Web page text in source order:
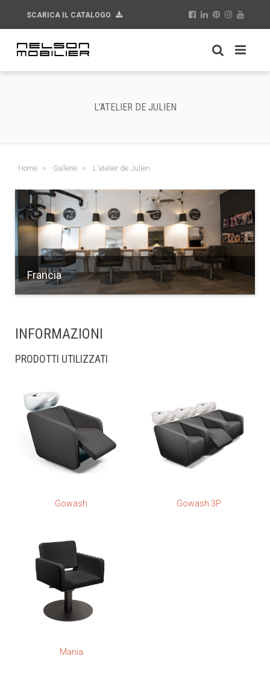
SCARICA IL CATALOGO
L'ATELIER DE JULIEN
Home Gallerie L'atelier de Julien
Francia
INFORMAZIONI
PRODOTTI UTILIZZATI
Gowash Gowash 3P
Mania